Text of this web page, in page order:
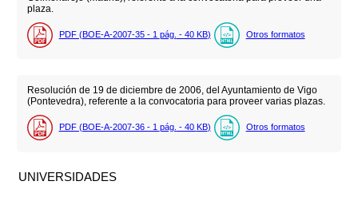
plaza.
PDF (BOE-A-2007-35 - 1 pág. - 40 KB) Otros formatos
Resolución de 19 de diciembre de 2006, del Ayuntamiento de Vigo
(Pontevedra), referente a la convocatoria para proveer varias plazas.
PDF (BOE-A-2007-36 - 1 pág. - 40 KB) Otros formatos
UNIVERSIDADES